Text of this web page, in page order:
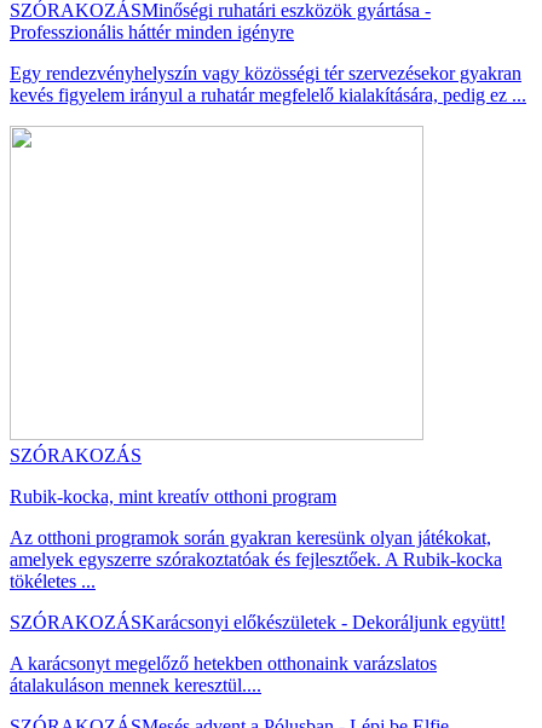
SZÓRAKOZÁSMinőségi ruhatári eszközök gyártása -
Professzionális háttér minden igényre
Egy rendezvényhelyszín vagy közösségi tér szervezésekor gyakran
kevés figyelem irányul a ruhatár megfelelő kialakítására, pedig ez ...
SZÓRAKOZÁS
Rubik-kocka, mint kreatív otthoni program
Az otthoni programok során gyakran keresünk olyan játékokat,
amelyek egyszerre szórakoztatóak és fejlesztőek. A Rubik-kocka
tökéletes ...
SZÓRAKOZÁSKarácsonyi előkészületek - Dekoráljunk együtt!
A karácsonyt megelőző hetekben otthonaink varázslatos
átalakuláson mennek keresztül....